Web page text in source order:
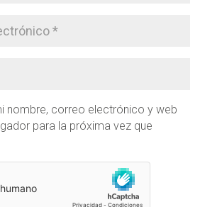
nombre, correo electrónico y web
para la próxima vez que